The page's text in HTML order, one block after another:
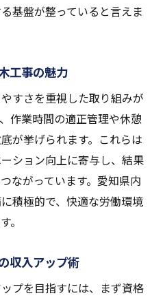
基盤が整っていると言えま
工事の魅力
すさを重視した取り組みが
作業時間の適正管理や休憩
が挙げられます。これらは
ション向上に寄与し、結果
ながっています。愛知県内
積極的で、快適な労働環境
。
収入アップ術
プを目指すには、まず資格